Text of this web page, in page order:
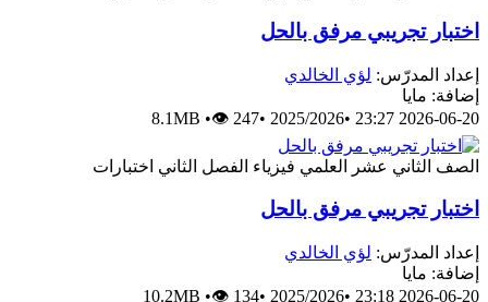
اختبار تجريبي مرفق بالحل
إعداد المدرّس: لؤي الخالدي
إضافة: مايا
2026-06-20 23:27
•
2025/2026
•
8.1MB •👁 247
الصف الثاني عشر العلمي فيزياء الفصل الثاني اختبارات
اختبار تجريبي مرفق بالحل
إعداد المدرّس: لؤي الخالدي
إضافة: مايا
2026-06-20 23:18
•
2025/2026
•
10.2MB •👁 134